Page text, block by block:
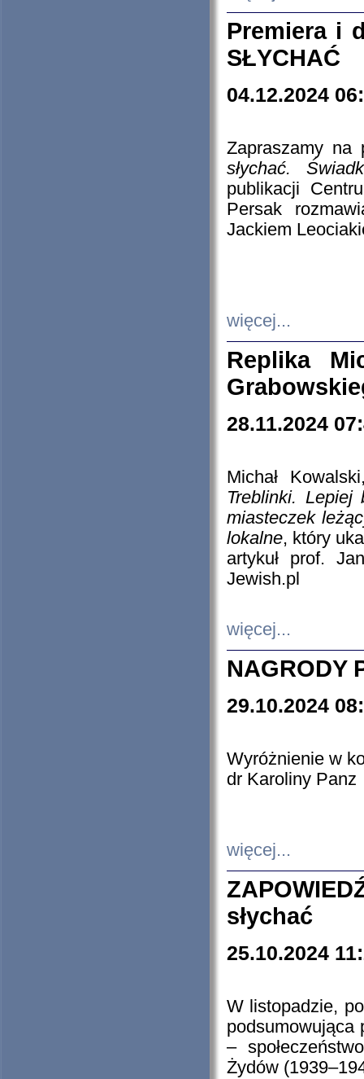
Premiera i
SŁYCHAĆ
04.12.2024
Zapraszamy
słychać.
publikacji
Persak
Jackiem
więcej...
Replika
28.11.2024
Michał
Treblinki. Lepiej
miasteczek
lokalne, który
artykuł prof.
Jewish.pl
więcej...
NAGRODY
29.10.2024
Wyróżnienie w
dr Karoliny Panz
więcej...
słychać
25.10.2024
W listopadzie,
podsumowująca
–
Żydów